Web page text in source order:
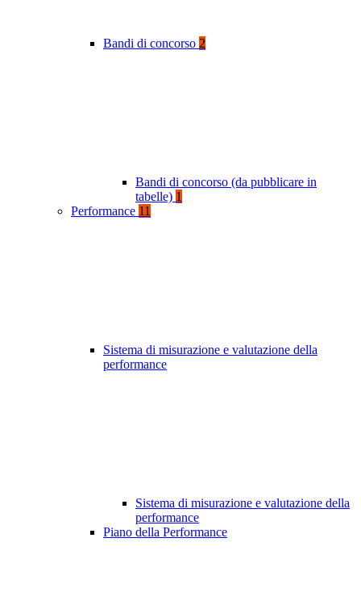
Bandi di concorso 2
Bandi di concorso (da pubblicare in
tabelle) 1
Performance 11
Sistema di misurazione e valutazione della
performance
Sistema di misurazione e valutazione della
performance
Piano della Performance